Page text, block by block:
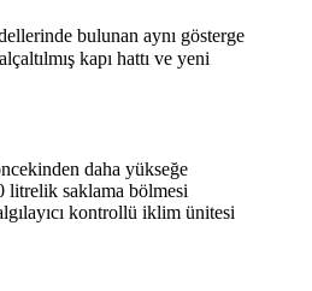
bulunan aynı gösterge
kapı hattı ve yeni
daha yükseğe
litrelik saklama bölmesi
kontrollü iklim ünitesi